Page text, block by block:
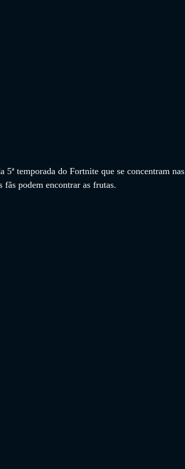
5ª temporada do Fortnite que se concentram nas
fãs podem encontrar as frutas.